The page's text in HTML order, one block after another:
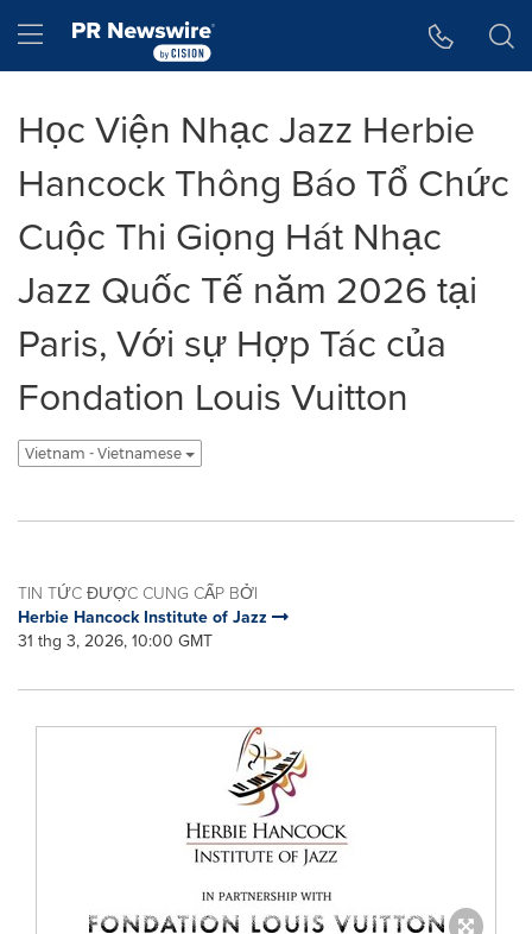
Hamburger menu
Học Viện Nhạc Jazz Herbie
Hancock Thông Báo Tổ Chức
Cuộc Thi Giọng Hát Nhạc
Jazz Quốc Tế năm 2026 tại
Paris, Với sự Hợp Tác của
Fondation Louis Vuitton
Vietnam - Vietnamese
TIN TỨC ĐƯỢC CUNG CẤP BỞI
Herbie Hancock Institute of Jazz
31 thg 3, 2026, 10:00 GMT